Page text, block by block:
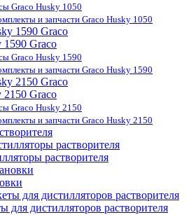
Graco Husky 1050
и запчасти Graco Husky 1050
1590 Graco
Graco Husky 1590
и запчасти Graco Husky 1590
2150 Graco
Graco Husky 2150
и запчасти Graco Husky 2150
растворителя
для дистилляторов растворителя